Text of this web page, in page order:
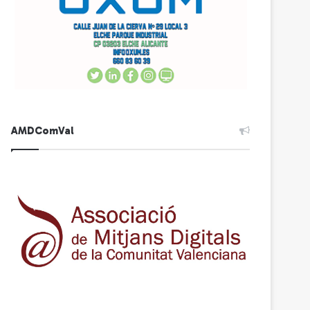
AMDComVal